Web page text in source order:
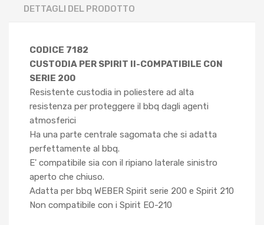
DETTAGLI DEL PRODOTTO
CODICE 7182
CUSTODIA PER SPIRIT II-COMPATIBILE CON
SERIE 200
Resistente custodia in poliestere ad alta
resistenza per proteggere il bbq dagli agenti
atmosferici
Ha una parte centrale sagomata che si adatta
perfettamente al bbq.
E' compatibile sia con il ripiano laterale sinistro
aperto che chiuso.
Adatta per bbq WEBER Spirit serie 200 e Spirit 210
Non compatibile con i Spirit EO-210